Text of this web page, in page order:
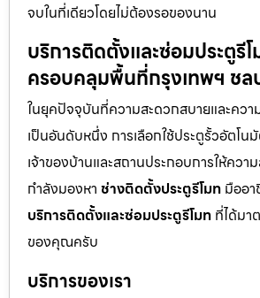
จบในที่เดียวโดยไม่ต้องรอของนาน
บริการติดตั้งและซ่อมประตูรี
ครอบคลุมพื้นที่กรุงเทพฯ ชล
ในยุคปัจจุบันที่ความสะดวกสบายและคว
เป็นอันดับหนึ่ง การเลือกใช้ประตูรั้วอัตโน
เจ้าของบ้านและสถานประกอบการให้คว
กำลังมองหา ช่างติดตั้งประตูรีโมท มืออ
บริการติดตั้งและซ่อมประตูรีโมท ที่ได้มา
ของคุณครับ
บริการของเรา